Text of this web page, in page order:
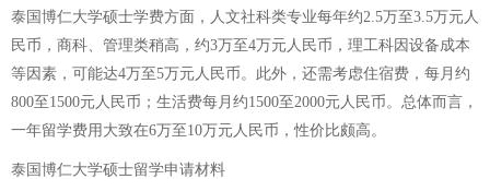
泰国博仁大学硕士学费方面，人文社科类专业每年约2.5万至3.5万元人
民币，商科、管理类稍高，约3万至4万元人民币，理工科因设备成本
等因素，可能达4万至5万元人民币。此外，还需考虑住宿费，每月约
800至1500元人民币；生活费每月约1500至2000元人民币。总体而言，
一年留学费用大致在6万至10万元人民币，性价比颇高。
泰国博仁大学硕士留学申请材料